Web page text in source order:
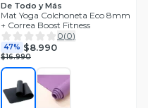
De Todo y Más
Mat Yoga Colchoneta Eco 8mm
+ Correa Boost Fitness
0(0)
47% $8.990
$16.990